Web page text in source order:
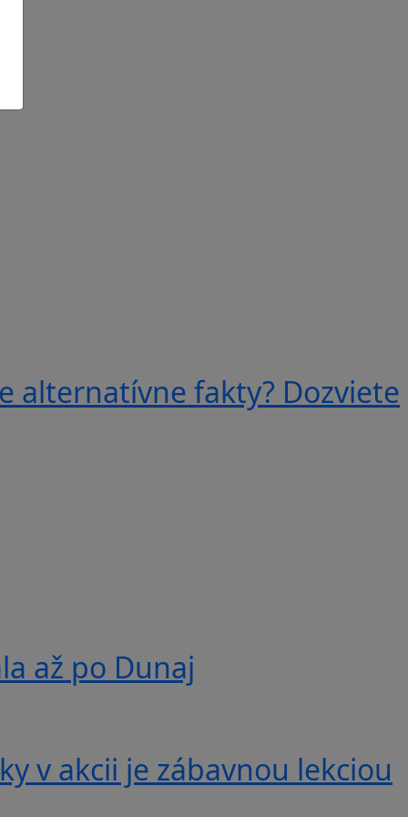
alternatívne fakty? Dozviete
až po Dunaj
v akcii je zábavnou lekciou